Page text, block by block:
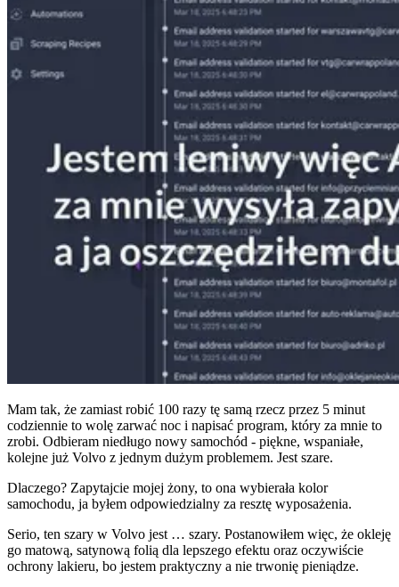
Mam tak, że zamiast robić 100 razy tę samą rzecz przez 5 minut
codziennie to wolę zarwać noc i napisać program, który za mnie to
zrobi. Odbieram niedługo nowy samochód - piękne, wspaniałe,
kolejne już Volvo z jednym dużym problemem. Jest szare.
Dlaczego? Zapytajcie mojej żony, to ona wybierała kolor
samochodu, ja byłem odpowiedzialny za resztę wyposażenia.
Serio, ten szary w Volvo jest … szary. Postanowiłem więc, że okleję
go matową, satynową folią dla lepszego efektu oraz oczywiście
ochrony lakieru, bo jestem praktyczny a nie trwonię pieniądze.